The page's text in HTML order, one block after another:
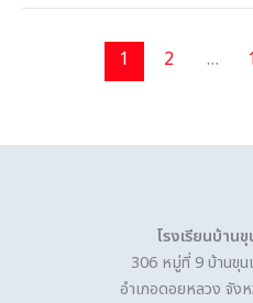
1 2 …
โรงเรียนบ้าน
306 หมู่ที่ 9 บ้านขุ
อำเภอดอยหลวง จัง